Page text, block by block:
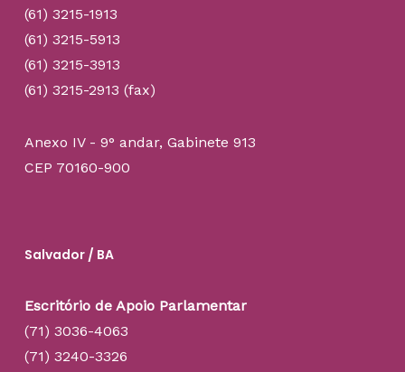
(61) 3215-1913
(61) 3215-5913
(61) 3215-3913
(61) 3215-2913 (fax)
Anexo IV - 9° andar, Gabinete 913
CEP 70160-900
Salvador / BA
Escritório de Apoio Parlamentar
(71) 3036-4063
(71) 3240-3326